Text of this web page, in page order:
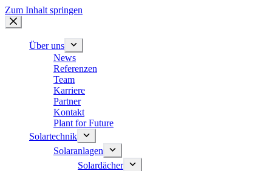
Zum Inhalt springen
Über uns
News
Referenzen
Team
Karriere
Partner
Kontakt
Plant for Future
Solartechnik
Solaranlagen
Solardächer